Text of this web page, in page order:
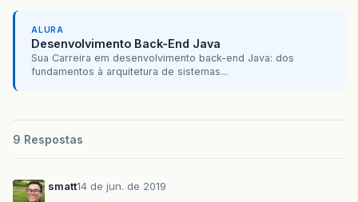
} else
{
public
void initialize
ALURA
Desenvolvimento Back-End Java
Sua Carreira em desenvolvimento back-end Java: dos
fundamentos à arquitetura de sistemas...
9 Respostas
smatt14 de jun. de 2019